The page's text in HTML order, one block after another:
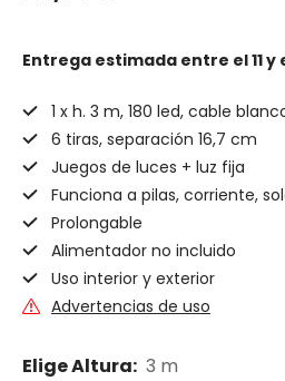
Entrega estimada entre el 11 y
1 x h. 3 m, 180 led, cable
6 tiras, separación 16,7 cm
Juegos de luces + luz fija
Funciona a pilas, corriente,
Prolongable
Alimentador no incluido
Uso interior y exterior
Advertencias de uso
Elige Altura: 3 m